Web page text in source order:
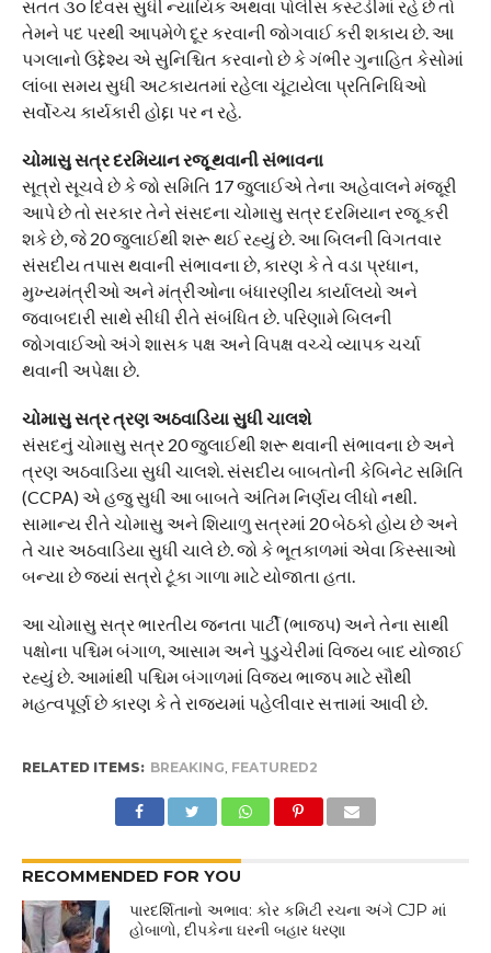
સતત ૩૦ દિવસ સુધી ન્યાયિક અથવા પોલીસ કસ્ટડીમાં રહે છે તો
તેમને પદ પરથી આપમેળે દૂર કરવાની જોગવાઈ કરી શકાય છે. આ
પગલાનો ઉદ્દેશ્ય એ સુનિશ્ચિત કરવાનો છે કે ગંભીર ગુનાહિત કેસોમાં
લાંબા સમય સુધી અટકાયતમાં રહેલા ચૂંટાયેલા પ્રતિનિધિઓ
સર્વોચ્ચ કાર્યકારી હોદ્દા પર ન રહે.
ચોમાસુ સત્ર દરમિયાન રજૂ થવાની સંભાવના
સૂત્રો સૂચવે છે કે જો સમિતિ 17 જુલાઈએ તેના અહેવાલને મંજૂરી
આપે છે તો સરકાર તેને સંસદના ચોમાસુ સત્ર દરમિયાન રજૂ કરી
શકે છે, જે 20 જુલાઈથી શરૂ થઈ રહ્યું છે. આ બિલની વિગતવાર
સંસદીય તપાસ થવાની સંભાવના છે, કારણ કે તે વડા પ્રધાન,
મુખ્યમંત્રીઓ અને મંત્રીઓના બંધારણીય કાર્યાલયો અને
જવાબદારી સાથે સીધી રીતે સંબંધિત છે. પરિણામે બિલની
જોગવાઈઓ અંગે શાસક પક્ષ અને વિપક્ષ વચ્ચે વ્યાપક ચર્ચા
થવાની અપેક્ષા છે.
ચોમાસુ સત્ર ત્રણ અઠવાડિયા સુધી ચાલશે
સંસદનું ચોમાસુ સત્ર 20 જુલાઈથી શરૂ થવાની સંભાવના છે અને
ત્રણ અઠવાડિયા સુધી ચાલશે. સંસદીય બાબતોની કેબિનેટ સમિતિ
(CCPA) એ હજુ સુધી આ બાબતે અંતિમ નિર્ણય લીધો નથી.
સામાન્ય રીતે ચોમાસુ અને શિયાળુ સત્રમાં 20 બેઠકો હોય છે અને
તે ચાર અઠવાડિયા સુધી ચાલે છે. જો કે ભૂતકાળમાં એવા કિસ્સાઓ
બન્યા છે જ્યાં સત્રો ટૂંકા ગાળા માટે યોજાતા હતા.
આ ચોમાસુ સત્ર ભારતીય જનતા પાર્ટી (ભાજપ) અને તેના સાથી
પક્ષોના પશ્ચિમ બંગાળ, આસામ અને પુડુચેરીમાં વિજય બાદ યોજાઈ
રહ્યું છે. આમાંથી પશ્ચિમ બંગાળમાં વિજય ભાજપ માટે સૌથી
મહત્વપૂર્ણ છે કારણ કે તે રાજ્યમાં પહેલીવાર સત્તામાં આવી છે.
RELATED ITEMS: BREAKING, FEATURED2
RECOMMENDED FOR YOU
પારદર્શિતાનો અભાવ: કોર કમિટી રચના અંગે CJP માં
હોબાળો, દીપકેના ઘરની બહાર ધરણા